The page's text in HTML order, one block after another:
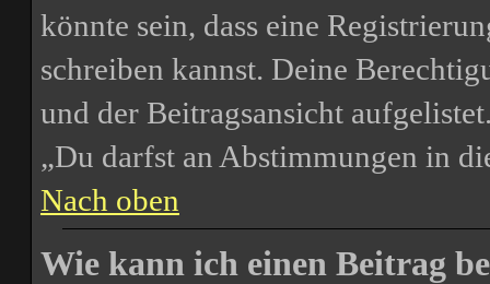
könnte sein, dass eine
schreiben kannst. Deine
und der Beitragsansicht
„Du darfst an Abstimmungen in
Nach oben
Wie kann ich einen Beitrag